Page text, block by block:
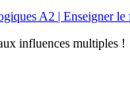
A2 | Enseigner
influences multiples !